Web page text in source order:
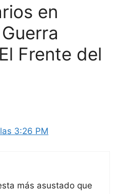
en
Frente del
3:26 PM
más asustado que